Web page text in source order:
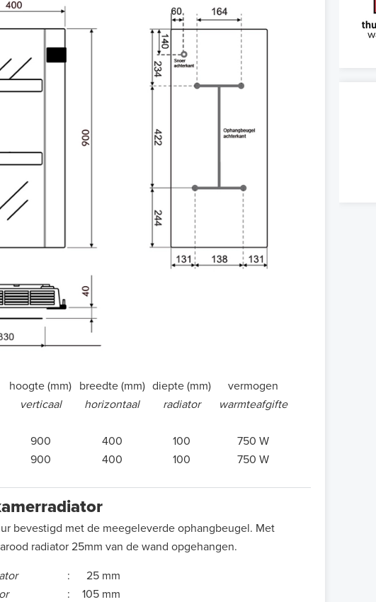
hoogte (mm) breedte (mm) diepte (mm)
vermogen
verticaal horizontaal radiator warmteafgifte
900 400 100
750 W
900 400 100 750 W
bevestigd met de meegeleverde ophangbeugel. Met
radiator 25mm van de wand opgehangen.
:
25 mm
:
105 mm